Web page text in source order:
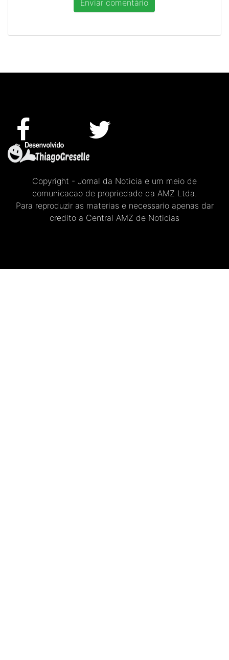
Copyright - Jornal da Noticia e um meio de
comunicacao de propriedade da AMZ Ltda.
Para reproduzir as materias e necessario apenas dar
credito a Central AMZ de Noticias